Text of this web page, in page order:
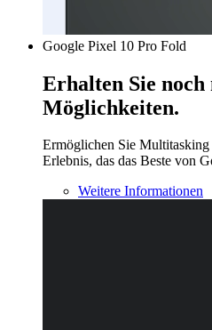
Google Pixel 10 Pro Fold
Erhalten Sie noch
Möglichkeiten.
Ermöglichen Sie
Erlebnis, das das Beste von
Weitere Informationen